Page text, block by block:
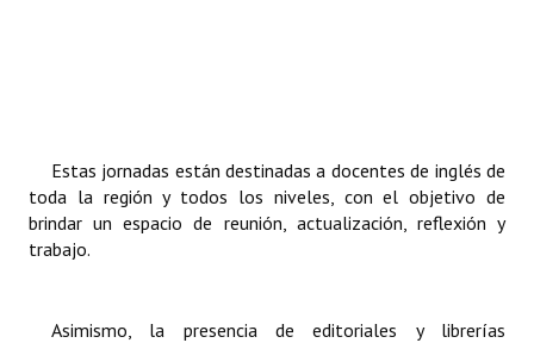
Estas jornadas están destinadas a docentes de inglés de
toda la región y todos los niveles, con el objetivo de
brindar un espacio de reunión, actualización, reflexión y
trabajo.
Asimismo, la presencia de editoriales y librerías